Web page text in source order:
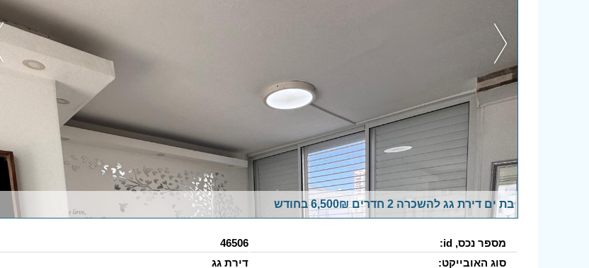
בת ים דירת גג להשכרה 2 חדרים 6,500₪ בחודש
מספר נכס, id:
46506
סוג האובייקט:
דירת גג